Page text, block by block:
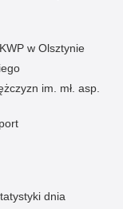
w Olsztynie
im. mł. asp.
dnia